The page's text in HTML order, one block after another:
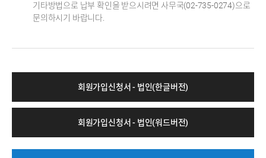
기타방법으로 납부 확인을 받으시려면 사무국(02-735-0274)으로
문의하시기 바랍니다.
회원가입신청서 - 법인(한글버전)
회원가입신청서 - 법인(워드버전)